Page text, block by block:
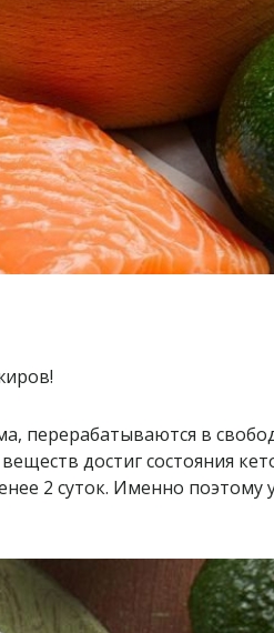
перерабатываются в
достиг состояния
2 суток. Именно поэтому